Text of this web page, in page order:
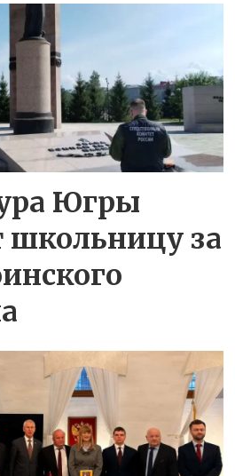
Югры
школьницу за